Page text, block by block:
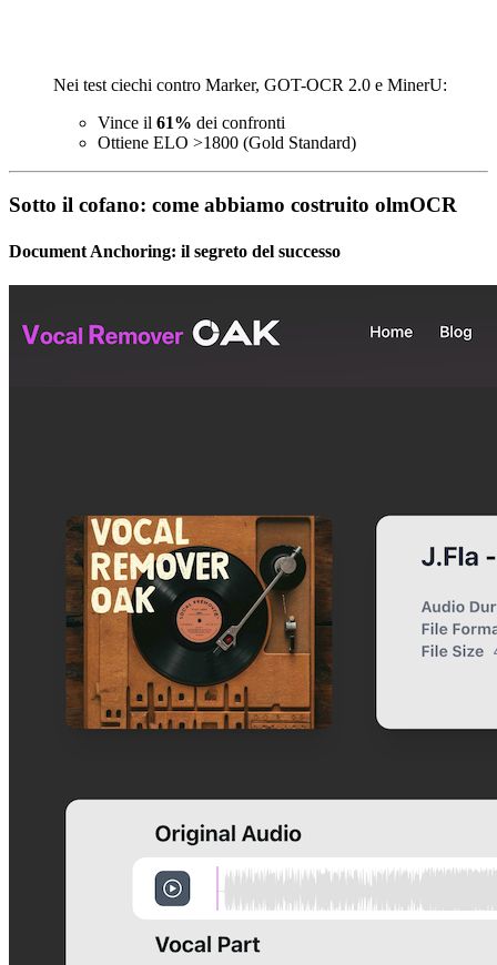
Nei test ciechi contro Marker, GOT-OCR 2.0 e MinerU:
Vince il 61% dei confronti
Ottiene ELO >1800 (Gold Standard)
Sotto il cofano: come abbiamo costruito olmOCR
Document Anchoring: il segreto del successo